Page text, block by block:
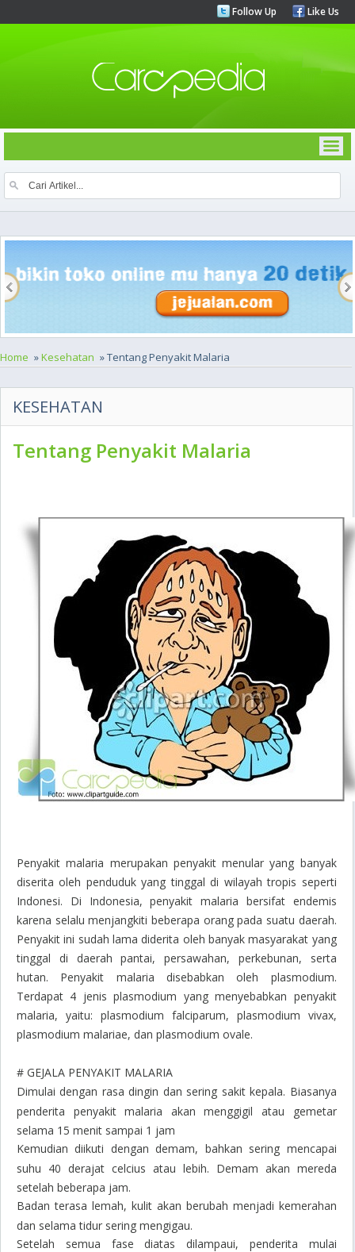
Follow Up Like Us
Home »Kesehatan » Tentang Penyakit Malaria
KESEHATAN
Tentang Penyakit Malaria
Penyakit malaria merupakan penyakit menular yang banyak
diserita oleh penduduk yang tinggal di wilayah tropis seperti
Indonesi. Di Indonesia, penyakit malaria bersifat endemis
karena selalu menjangkiti beberapa orang pada suatu daerah.
Penyakit ini sudah lama diderita oleh banyak masyarakat yang
tinggal di daerah pantai, persawahan, perkebunan, serta
hutan. Penyakit malaria disebabkan oleh plasmodium.
Terdapat 4 jenis plasmodium yang menyebabkan penyakit
malaria, yaitu: plasmodium falciparum, plasmodium vivax,
plasmodium malariae, dan plasmodium ovale.
# GEJALA PENYAKIT MALARIA
Dimulai dengan rasa dingin dan sering sakit kepala. Biasanya
penderita penyakit malaria akan menggigil atau gemetar
selama 15 menit sampai 1 jam
Kemudian diikuti dengan demam, bahkan sering mencapai
suhu 40 derajat celcius atau lebih. Demam akan mereda
setelah beberapa jam.
Badan terasa lemah, kulit akan berubah menjadi kemerahan
dan selama tidur sering mengigau.
Setelah semua fase diatas dilampaui, penderita mulai